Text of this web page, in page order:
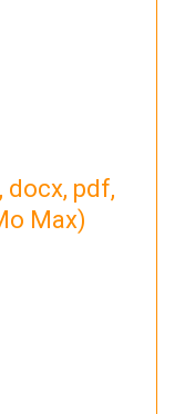
docx, pdf,
Max)